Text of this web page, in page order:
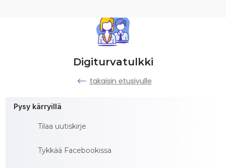
Digiturvatulkki
takaisin etusivulle
Pysy kärryillä
Tilaa uutiskirje
Tykkää Facebookissa